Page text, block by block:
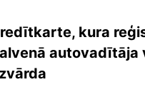
kura
autovadītāja